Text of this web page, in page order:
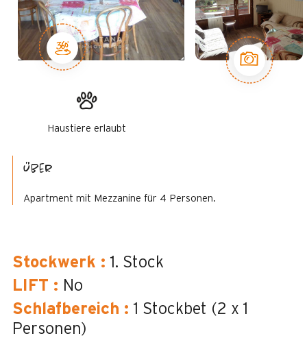
Haustiere erlaubt
Über
Apartment mit Mezzanine für 4 Personen.
Stockwerk : 1. Stock
LIFT : No
Schlafbereich : 1 Stockbet (2 x 1
Personen)